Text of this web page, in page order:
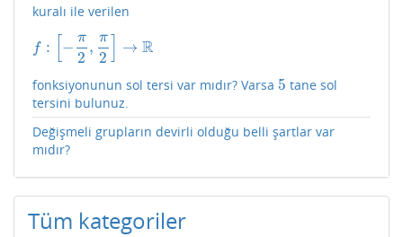
kuralı ile verilen
f : − π
2
, π
2
→ R
[− π2,π2] →R
fonksiyonunun sol tersi var mıdır? Varsa 5
5 tane sol
tersini bulunuz.
Değişmeli grupların devirli olduğu belli şartlar var
mıdır?
Tüm kategoriler